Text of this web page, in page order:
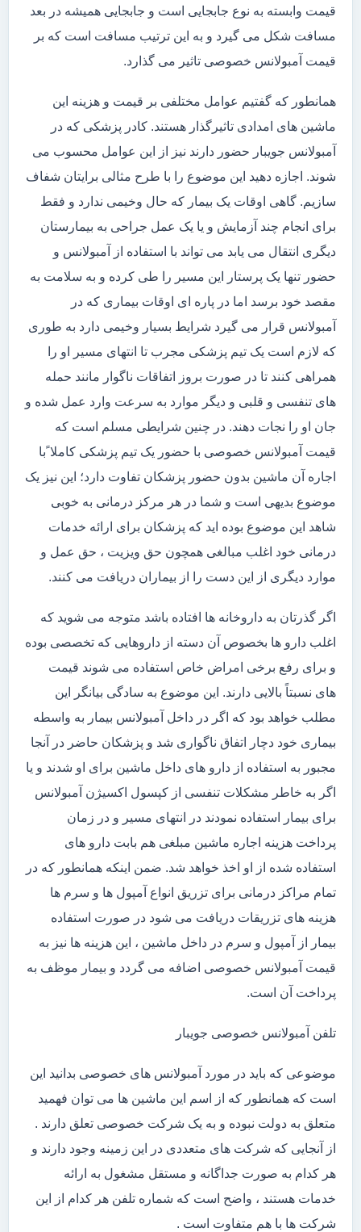
قیمت وابسته به نوع جابجایی است و جابجایی همیشه در بعد
مسافت شکل می گیرد و به این ترتیب مسافت است که بر
قیمت آمبولانس خصوصی تاثیر می گذارد.
همانطور که گفتیم عوامل مختلفی بر قیمت و هزینه این
ماشین های امدادی تاثیرگذار هستند. کادر پزشکی که در
آمبولانس جویبار حضور دارند نیز از این عوامل محسوب می
شوند. اجازه دهید این موضوع را با طرح مثالی برایتان شفاف
سازیم. گاهی اوقات یک بیمار که حال وخیمی ندارد و فقط
برای انجام چند آزمایش و یا یک عمل جراحی به بیمارستان
دیگری انتقال می یابد می تواند با استفاده از آمبولانس و
حضور تنها یک پرستار این مسیر را طی کرده و به سلامت به
مقصد خود برسد اما در پاره ای اوقات بیماری که در
آمبولانس قرار می گیرد شرایط بسیار وخیمی دارد به طوری
که لازم است یک تیم پزشکی مجرب تا انتهای مسیر او را
همراهی کنند تا در صورت بروز اتفاقات ناگوار مانند حمله
های تنفسی و قلبی و دیگر موارد به سرعت وارد عمل شده و
جان او را نجات دهند. در چنین شرایطی مسلم است که
قیمت آمبولانس خصوصی با حضور یک تیم پزشکی کاملا ًبا
اجاره آن ماشین بدون حضور پزشکان تفاوت دارد؛ این نیز یک
موضوع بدیهی است و شما در هر مرکز درمانی به خوبی
شاهد این موضوع بوده اید که پزشکان برای ارائه خدمات
درمانی خود اغلب مبالغی همچون حق ویزیت ، حق عمل و
موارد دیگری از این دست را از بیماران دریافت می کنند.
اگر گذرتان به داروخانه ها افتاده باشد متوجه می شوید که
اغلب دارو ها بخصوص آن دسته از داروهایی که تخصصی بوده
و برای رفع برخی امراض خاص استفاده می شوند قیمت
های نسبتاً بالایی دارند. این موضوع به سادگی بیانگر این
مطلب خواهد بود که اگر در داخل آمبولانس بیمار به واسطه
بیماری خود دچار اتفاق ناگواری شد و پزشکان حاضر در آنجا
مجبور به استفاده از دارو های داخل ماشین برای او شدند و یا
اگر به خاطر مشکلات تنفسی از کپسول اکسیژن آمبولانس
برای بیمار استفاده نمودند در انتهای مسیر و در زمان
پرداخت هزینه اجاره ماشین مبلغی هم بابت دارو های
استفاده شده از او اخذ خواهد شد. ضمن اینکه همانطور که در
تمام مراکز درمانی برای تزریق انواع آمپول ها و سرم ها
هزینه های تزریقات دریافت می شود در صورت استفاده
بیمار از آمپول و سرم در داخل ماشین ، این هزینه ها نیز به
قیمت آمبولانس خصوصی اضافه می گردد و بیمار موظف به
پرداخت آن است.
تلفن آمبولانس خصوصی جویبار
موضوعی که باید در مورد آمبولانس های خصوصی بدانید این
است که همانطور که از اسم این ماشین ها می توان فهمید
متعلق به دولت نبوده و به یک شرکت خصوصی تعلق دارند .
از آنجایی که شرکت های متعددی در این زمینه وجود دارند و
هر کدام به صورت جداگانه و مستقل مشغول به ارائه
خدمات هستند ، واضح است که شماره تلفن هر کدام از این
شرکت ها با هم متفاوت است .